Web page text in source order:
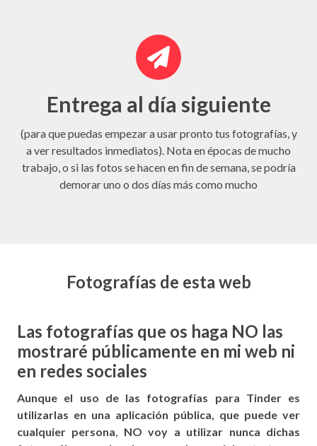
Entrega al día siguiente
(para que puedas empezar a usar pronto tus fotografías, y
a ver resultados inmediatos). Nota en épocas de mucho
trabajo, o si las fotos se hacen en fin de semana, se podría
demorar uno o dos días más como mucho
Fotografías de esta web
Las fotografías que os haga NO las
mostraré públicamente en mi web ni
en redes sociales
Aunque el uso de las fotografías para Tinder es
utilizarlas en una aplicación pública, que puede ver
cualquier persona
NO voy a utilizar nunca dichas